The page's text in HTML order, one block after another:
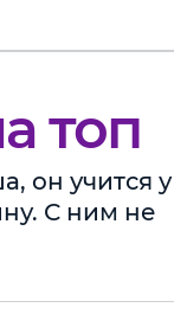
топ
он учится у
С ним не